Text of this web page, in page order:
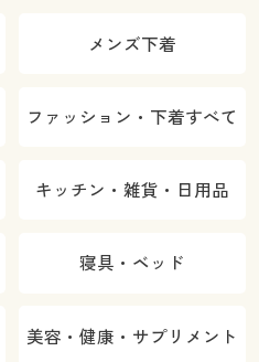
メンズ下着
ファッション・下着すべて
キッチン・雑貨・日用品
寝具・ベッド
美容・健康・サプリメント